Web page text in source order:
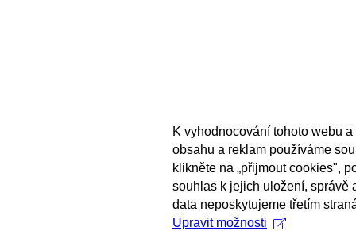
K vyhodnocování tohoto webu
obsahu a reklam používáme
klikněte na „přijmout cookies",
souhlas k jejich uložení, správě
data neposkytujeme třetím
Upravit možnosti